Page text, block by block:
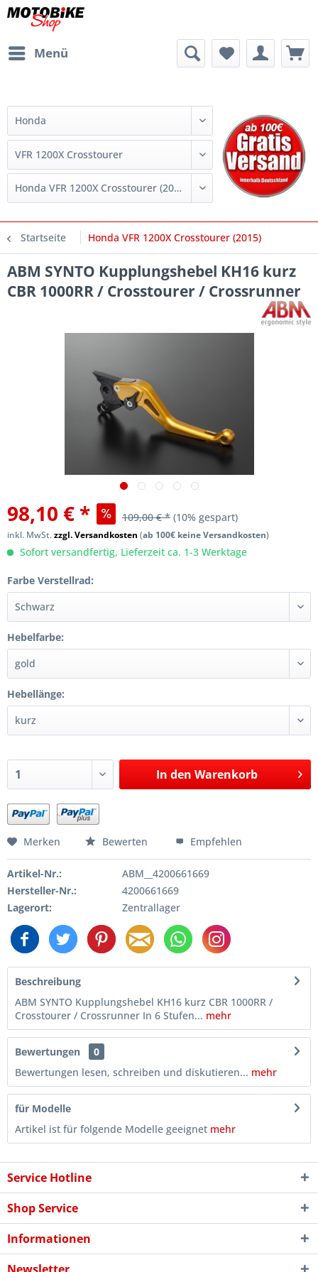
Menü
Startseite Honda VFR 1200X Crosstourer (2015)
ABM SYNTO Kupplungshebel KH16 kurz
CBR 1000RR / Crosstourer / Crossrunner
98,10 € * 109,00 € * (10% gespart)
inkl. MwSt.zzgl. Versandkosten (ab 100€ keine Versandkosten)
Sofort versandfertig, Lieferzeit ca. 1-3 Werktage
Farbe Verstellrad:
Hebelfarbe:
Hebellänge:
In den Warenkorb
Merken Bewerten Empfehlen
Artikel-Nr.:
ABM__4200661669
Hersteller-Nr.:
4200661669
Lagerort:
Zentrallager
Beschreibung
ABM SYNTO Kupplungshebel KH16 kurz CBR 1000RR /
Crosstourer / Crossrunner In 6 Stufen... mehr
Bewertungen
0
Bewertungen lesen, schreiben und diskutieren... mehr
für Modelle
Artikel ist für folgende Modelle geeignet mehr
Service Hotline
Shop Service
Informationen